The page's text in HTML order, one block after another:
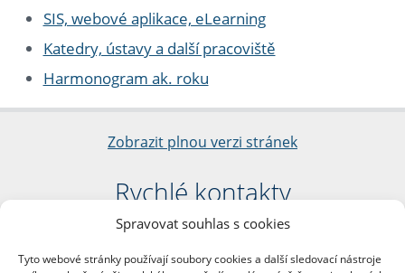
Spravovat souhlas s cookies
Tyto webové stránky používají soubory cookies a další sledovací nástroje
SIS, webové aplikace, eLearning
Katedry, ústavy a další pracoviště
Harmonogram ak. roku
Zobrazit plnou verzi stránek
Rychlé kontakty
Filozofická fakulta
nám. Jana Palacha 1/2